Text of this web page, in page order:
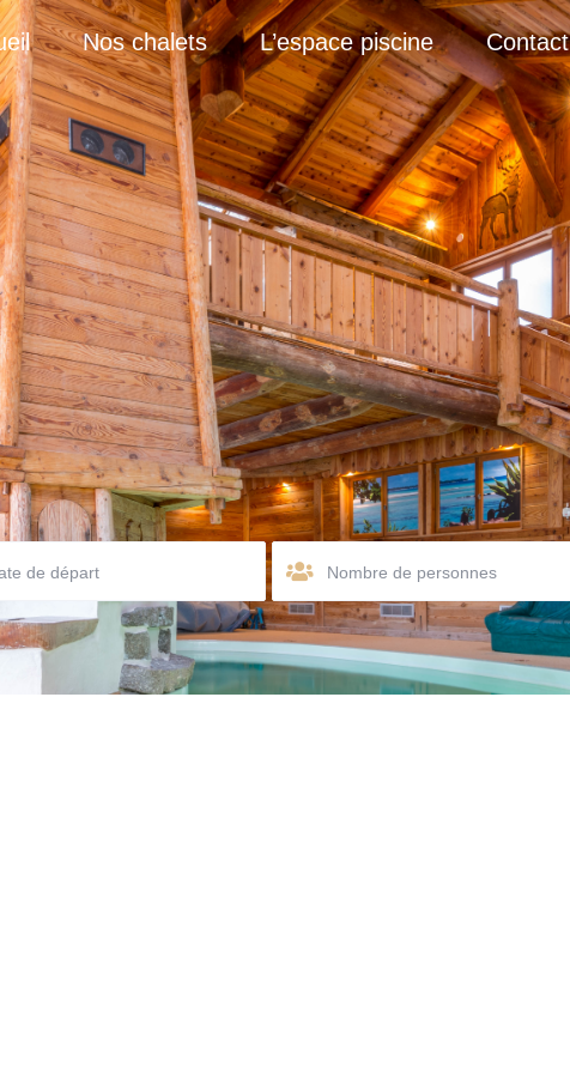
Nos chalets L’espace piscine Contact
Nombre de personnes